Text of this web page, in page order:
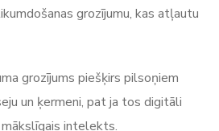
grozījumu, kas atļautu
grozījums piešķirs pilsoņiem
un ķermeni, pat ja tos digitāli
intelekts.